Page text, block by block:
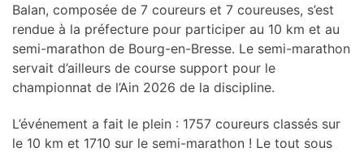
Balan, composée de 7 coureurs et 7 coureuses, s’est
rendue à la préfecture pour participer au 10 km et au
semi-marathon de Bourg-en-Bresse. Le semi-marathon
servait d’ailleurs de course support pour le
championnat de l’Ain 2026 de la discipline.
L’événement a fait le plein : 1757 coureurs classés sur
le 10 km et 1710 sur le semi-marathon ! Le tout sous